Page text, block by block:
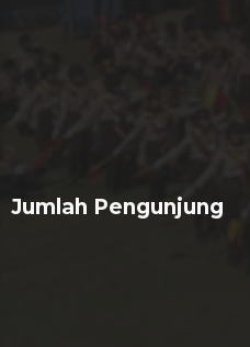
Jumlah Pengunjung